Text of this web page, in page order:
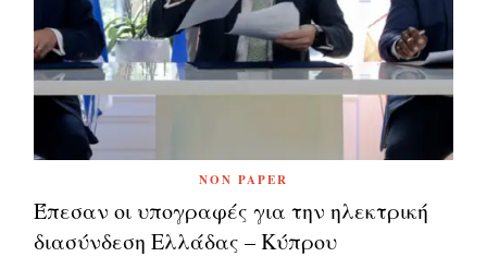
NON PAPER
Έπεσαν οι υπογραφές για την ηλεκτρική
διασύνδεση Ελλάδας – Κύπρου